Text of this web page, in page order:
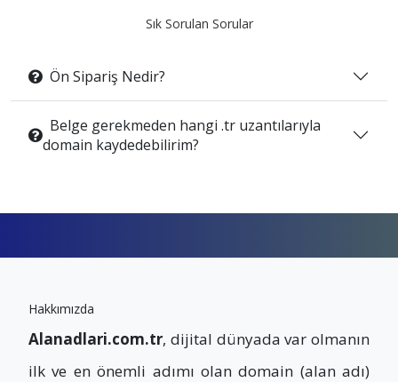
Sık Sorulan Sorular
Ön Sipariş Nedir?
Belge gerekmeden hangi .tr uzantılarıyla
domain kaydedebilirim?
Hakkımızda
Alanadlari.com.tr, dijital dünyada var olmanın
ilk ve en önemli adımı olan domain (alan adı)